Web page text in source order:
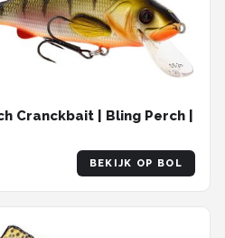
Cranckbait | Bling Perch |
BEKIJK OP BOL